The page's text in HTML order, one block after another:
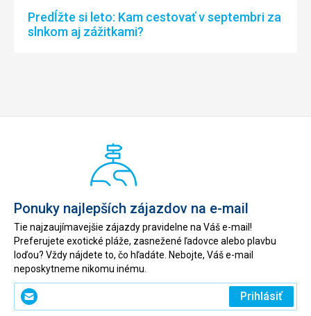
Predĺžte si leto: Kam cestovať v septembri za
slnkom aj zážitkami?
Ponuky najlepších zájazdov na e-mail
Tie najzaujímavejšie zájazdy pravidelne na Váš e-mail!
Preferujete exotické pláže, zasnežené ľadovce alebo plavbu
loďou? Vždy nájdete to, čo hľadáte. Nebojte, Váš e-mail
neposkytneme nikomu inému.
Zadajte
svoj
Prihlásiť